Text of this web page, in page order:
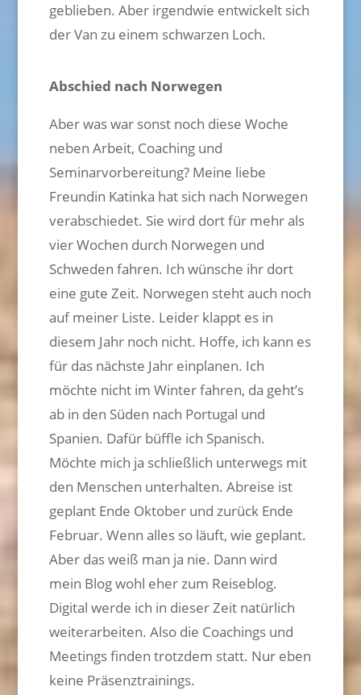
geblieben. Aber irgendwie entwickelt sich
der Van zu einem schwarzen Loch.
Abschied nach Norwegen
Aber was war sonst noch diese Woche
neben Arbeit, Coaching und
Seminarvorbereitung? Meine liebe
Freundin Katinka hat sich nach Norwegen
verabschiedet. Sie wird dort für mehr als
vier Wochen durch Norwegen und
Schweden fahren. Ich wünsche ihr dort
eine gute Zeit. Norwegen steht auch noch
auf meiner Liste. Leider klappt es in
diesem Jahr noch nicht. Hoffe, ich kann es
für das nächste Jahr einplanen. Ich
möchte nicht im Winter fahren, da geht’s
ab in den Süden nach Portugal und
Spanien. Dafür büffle ich Spanisch.
Möchte mich ja schließlich unterwegs mit
den Menschen unterhalten. Abreise ist
geplant Ende Oktober und zurück Ende
Februar. Wenn alles so läuft, wie geplant.
Aber das weiß man ja nie. Dann wird
mein Blog wohl eher zum Reiseblog.
Digital werde ich in dieser Zeit natürlich
weiterarbeiten. Also die Coachings und
Meetings finden trotzdem statt. Nur eben
keine Präsenztrainings.